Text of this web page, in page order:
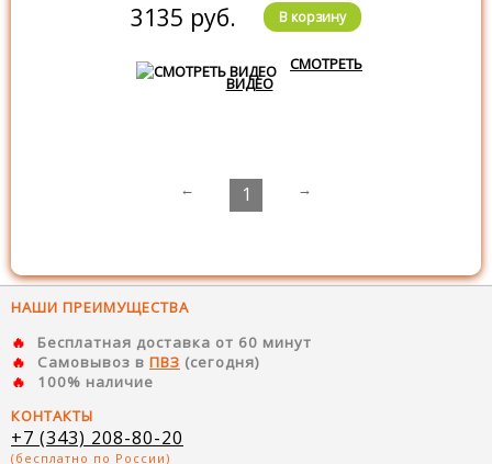
3135 руб. В корзину
СМОТРЕТЬ
ВИДЕО
← 1 →
НАШИ ПРЕИМУЩЕСТВА
Бесплатная доставка от 60 минут
Самовывоз в ПВЗ (сегодня)
100% наличие
КОНТАКТЫ
+7 (343) 208-80-20
(бесплатно по России)